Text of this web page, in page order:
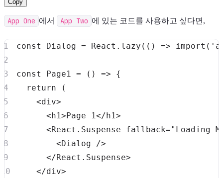
Copy
App One 에서 App Two 에 있는 코드를 사용하고 싶다면,
const Dialog = React . lazy ( ( ) => import (
const Page1 = ( ) =>
{
return
(
<div>
<h1>Page 1</h1>
<React . Suspense fallback="Loading
<Dialog />
</React . Suspense>
</div>